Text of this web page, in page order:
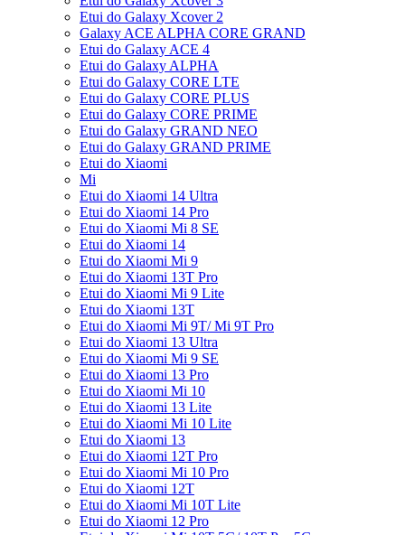
Etui do Galaxy Xcover 2
Galaxy ACE ALPHA CORE GRAND
Etui do Galaxy ACE 4
Etui do Galaxy ALPHA
Etui do Galaxy CORE LTE
Etui do Galaxy CORE PLUS
Etui do Galaxy CORE PRIME
Etui do Galaxy GRAND NEO
Etui do Galaxy GRAND PRIME
Etui do Xiaomi
Mi
Etui do Xiaomi 14 Ultra
Etui do Xiaomi 14 Pro
Etui do Xiaomi Mi 8 SE
Etui do Xiaomi 14
Etui do Xiaomi Mi 9
Etui do Xiaomi 13T Pro
Etui do Xiaomi Mi 9 Lite
Etui do Xiaomi 13T
Etui do Xiaomi Mi 9T/ Mi 9T Pro
Etui do Xiaomi 13 Ultra
Etui do Xiaomi Mi 9 SE
Etui do Xiaomi 13 Pro
Etui do Xiaomi Mi 10
Etui do Xiaomi 13 Lite
Etui do Xiaomi Mi 10 Lite
Etui do Xiaomi 13
Etui do Xiaomi 12T Pro
Etui do Xiaomi Mi 10 Pro
Etui do Xiaomi 12T
Etui do Xiaomi Mi 10T Lite
Etui do Xiaomi 12 Pro